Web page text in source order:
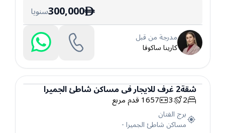
ê
300,000سنويا
مدرجة من قبل
كارينا ساكوفا
شقة
شقة2غرفللايجارفيمساكن شاطئ الجميرا
2
3
1657قدم مربع
برج الفتان
مساكن شاطئ الجميرا-